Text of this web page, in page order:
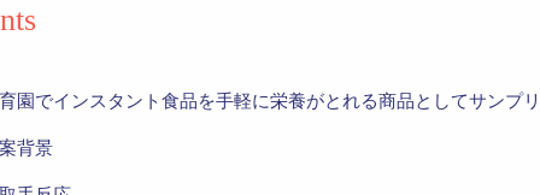
園でインスタント食品を手軽に栄養がとれる商品としてサンプ
背景